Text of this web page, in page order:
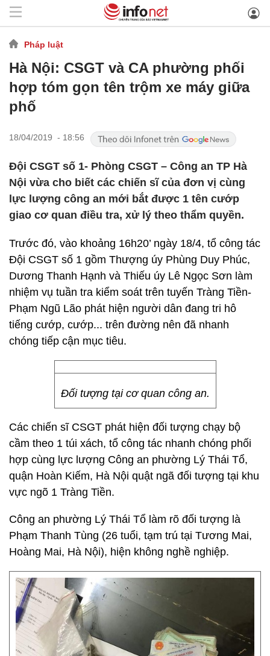
Pháp luật
Hà Nội: CSGT và CA phường phối
hợp tóm gọn tên trộm xe máy giữa
phố
18/04/2019 - 18:56
Đội CSGT số 1- Phòng CSGT – Công an TP Hà
Nội vừa cho biết các chiến sĩ của đơn vị cùng
lực lượng công an mới bắt được 1 tên cướp
giao cơ quan điều tra, xử lý theo thẩm quyền.
Trước đó, vào khoảng 16h20’ ngày 18/4, tổ công tác
Đội CSGT số 1 gồm Thượng úy Phùng Duy Phúc,
Dương Thanh Hạnh và Thiếu úy Lê Ngọc Sơn làm
nhiệm vụ tuần tra kiểm soát trên tuyến Tràng Tiền-
Phạm Ngũ Lão phát hiện người dân đang tri hô
tiếng cướp, cướp... trên đường nên đã nhanh
chóng tiếp cận mục tiêu.
Đối tượng tại cơ quan công an.
Các chiến sĩ CSGT phát hiện đối tượng chạy bộ
cầm theo 1 túi xách, tổ công tác nhanh chóng phối
hợp cùng lực lượng Công an phường Lý Thái Tổ,
quận Hoàn Kiếm, Hà Nội quật ngã đối tượng tại khu
vực ngõ 1 Tràng Tiền.
Công an phường Lý Thái Tổ làm rõ đối tượng là
Phạm Thanh Tùng (26 tuổi, tạm trú tại Tương Mai,
Hoàng Mai, Hà Nội), hiện không nghề nghiệp.